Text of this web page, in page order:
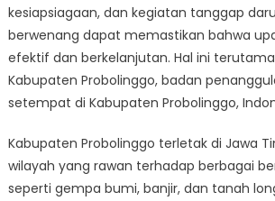
kesiapsiagaan, dan kegiatan tanggap
berwenang dapat memastikan bahwa
efektif dan berkelanjutan. Hal ini terutama
Kabupaten Probolinggo, badan
setempat di Kabupaten Probolinggo,
Kabupaten Probolinggo terletak di Jawa
wilayah yang rawan terhadap berbagai
seperti gempa bumi, banjir, dan tanah